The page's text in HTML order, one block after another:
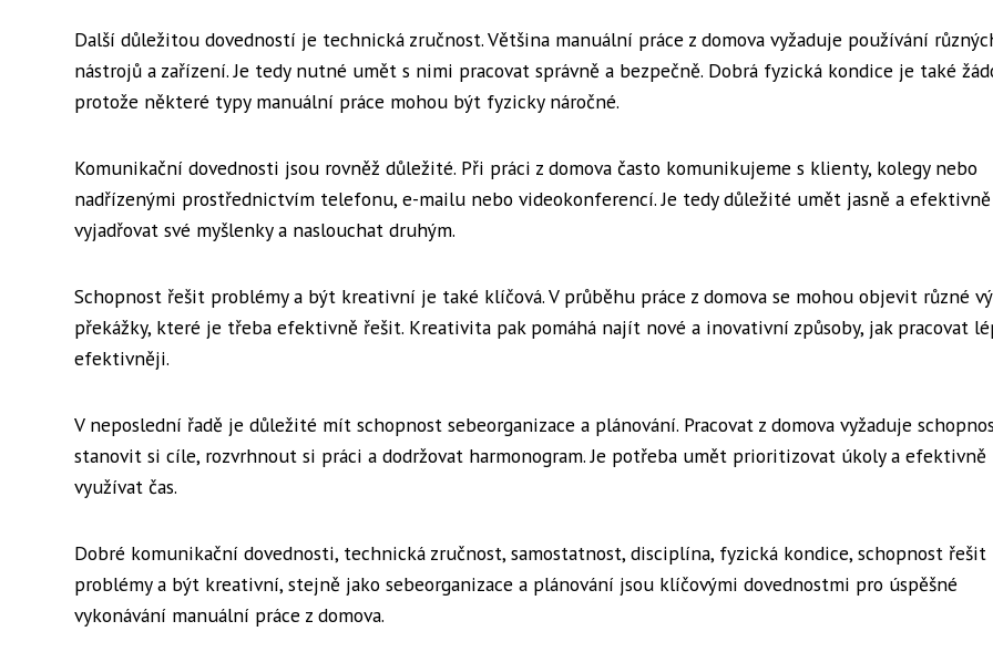
Další důležitou dovedností je technická zručnost. Většina manuální práce z domova vyžaduje používání
nástrojů a zařízení. Je tedy nutné umět s nimi pracovat správně a bezpečně. Dobrá fyzická kondice je také
protože některé typy manuální práce mohou být fyzicky náročné.
Komunikační dovednosti jsou rovněž důležité. Při práci z domova často komunikujeme s klienty, kolegy nebo
nadřízenými prostřednictvím telefonu, e-mailu nebo videokonferencí. Je tedy důležité umět jasně a efektivně
vyjadřovat své myšlenky a naslouchat druhým.
Schopnost řešit problémy a být kreativní je také klíčová. V průběhu práce z domova se mohou objevit různé
překážky, které je třeba efektivně řešit. Kreativita pak pomáhá najít nové a inovativní způsoby, jak pracovat
efektivněji.
V neposlední řadě je důležité mít schopnost sebeorganizace a plánování. Pracovat z domova vyžaduje
stanovit si cíle, rozvrhnout si práci a dodržovat harmonogram. Je potřeba umět prioritizovat úkoly a efektivně
využívat čas.
Dobré komunikační dovednosti, technická zručnost, samostatnost, disciplína, fyzická kondice, schopnost řešit
problémy a být kreativní, stejně jako sebeorganizace a plánování jsou klíčovými dovednostmi pro úspěšné
vykonávání manuální práce z domova.